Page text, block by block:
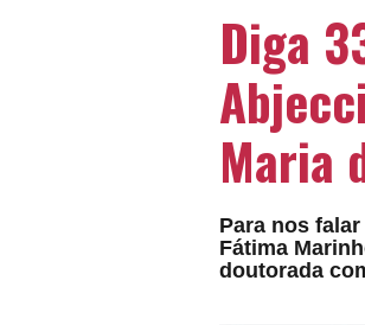
Diga
Maria
Para nos
Fátima
doutorada